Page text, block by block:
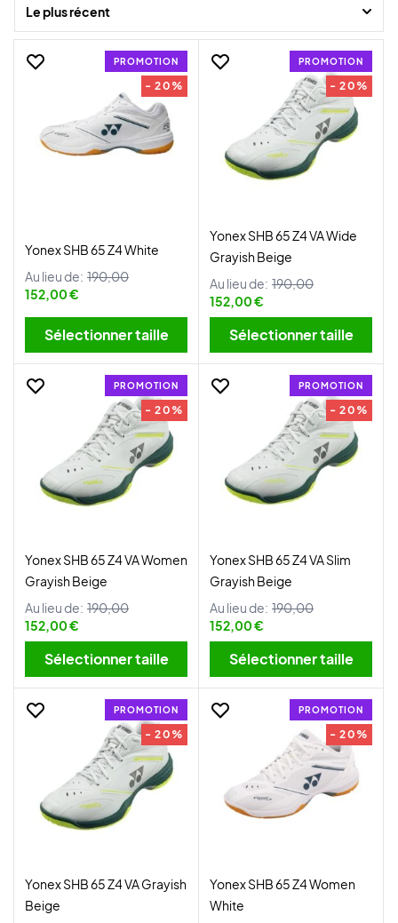
juniors.
Une chaussure de badminton est l'un des éléments les plus
importants à prendre en compte lorsque l'on joue au badminton.
Elles peuvent contribuer à prévenir les blessures et à vous permettre
de performer de manière optimale.
Le plus récent
PROMOTION
- 20%
Yonex SHB 65 Z4 White
Au lieu de: 190,00
152,00 €
Sélectionner taille
PROMOTION
- 20%
Yonex SHB 65 Z4 VA Wide
Grayish Beige
Au lieu de: 190,00
152,00 €
Sélectionner taille
PROMOTION
- 20%
Yonex SHB 65 Z4 VA Women
Grayish Beige
Au lieu de: 190,00
152,00 €
Sélectionner taille
PROMOTION
- 20%
Yonex SHB 65 Z4 VA Slim
Grayish Beige
Au lieu de: 190,00
152,00 €
Sélectionner taille
PROMOTION
- 20%
Yonex SHB 65 Z4 VA Grayish
Beige
PROMOTION
- 20%
Yonex SHB 65 Z4 Women
White